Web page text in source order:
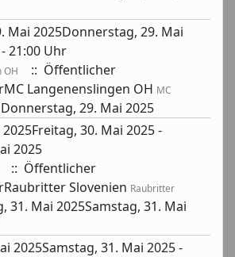
Mai 2025Donnerstag, 29. Mai
21:00 Uhr
OH
:: Öffentlicher
Langenenslingen OH MC
Donnerstag, 29. Mai 2025
30. Mai 2025 -
2025
:: Öffentlicher
Slovenien Raubritter
31. Mai 2025Samstag, 31. Mai
2025Samstag, 31. Mai 2025 -